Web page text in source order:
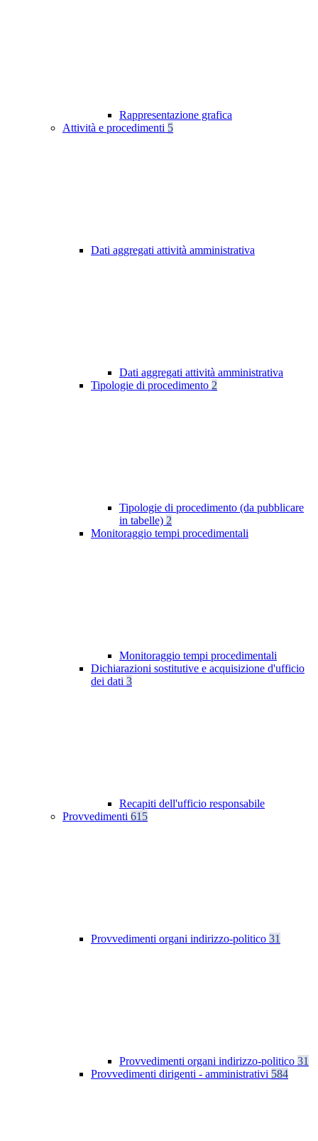
Rappresentazione grafica
Attività e procedimenti 5
Dati aggregati attività amministrativa
Dati aggregati attività amministrativa
Tipologie di procedimento 2
Tipologie di procedimento (da pubblicare
in tabelle) 2
Monitoraggio tempi procedimentali
Monitoraggio tempi procedimentali
Dichiarazioni sostitutive e acquisizione d'ufficio
dei dati 3
Recapiti dell'ufficio responsabile
Provvedimenti 615
Provvedimenti organi indirizzo-politico 31
Provvedimenti organi indirizzo-politico 31
Provvedimenti dirigenti - amministrativi 584